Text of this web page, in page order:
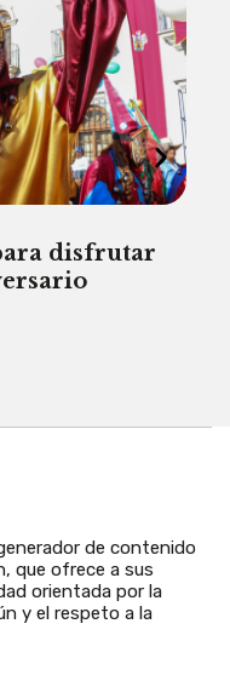
disfrutar
de contenido
que ofrece a sus
orientada por la
y el respeto a la